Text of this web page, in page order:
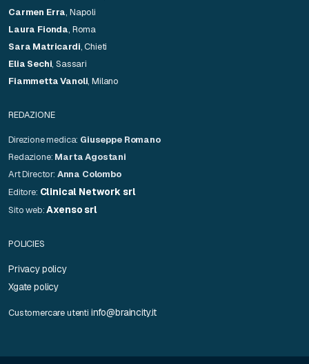
Carmen Erra, Napoli
Laura Fionda, Roma
Sara Matricardi, Chieti
Elia Sechi, Sassari
Fiammetta Vanoli, Milano
REDAZIONE
Direzione medica: Giuseppe Romano
Redazione: Marta Agostani
Art Director: Anna Colombo
Editore: Clinical Network srl
Sito web:Axenso srl
POLICIES
Privacy policy
Xgate policy
Customercare utenti info@braincity.it